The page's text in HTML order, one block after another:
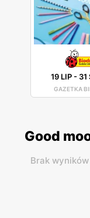
19 LIP- 31
GAZETKA
Good
Brak wyników